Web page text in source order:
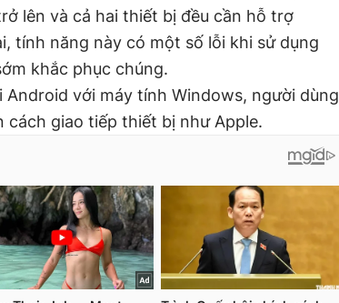
lên và cả hai thiết bị đều cần hỗ trợ
tính năng này có một số lỗi khi sử dụng
khắc phục chúng.
với máy tính Windows, người dùng
giao tiếp thiết bị như Apple.